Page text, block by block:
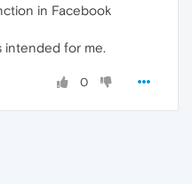
in Facebook
intended for me.
0